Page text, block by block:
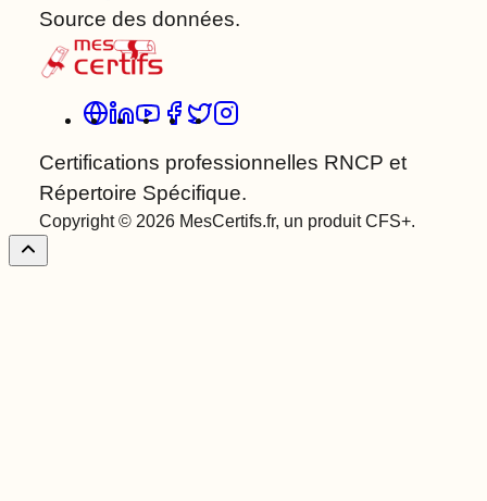
Source des données.
Certifications professionnelles RNCP et
Répertoire Spécifique.
Copyright © 2026 MesCertifs.fr, un produit CFS+.